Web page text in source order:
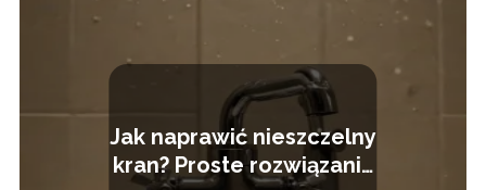
Jak naprawić nieszczelny
kran? Proste rozwiązania